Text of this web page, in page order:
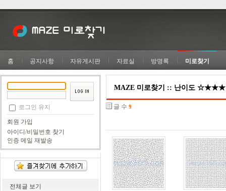
홈 공지사항 자유게시판 자료실 방명록 미로찾기
로그인 유지
회원 가입
아이디/비밀번호 찾기
인증 메일 재발송
전체글 보기
MAZE 미로찾기 :: 난이도 ☆★★★
글 수 9